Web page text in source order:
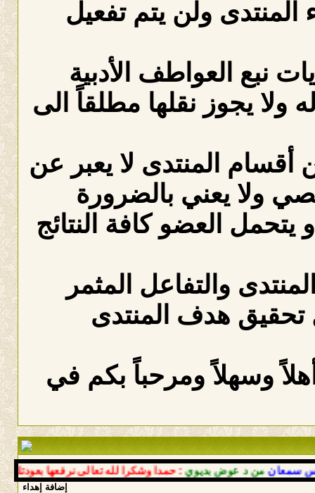
ولن يتم تفعيل
نبع العواطف الأدبية
ولا يجوز نقلها مطلقاً الى
المنتدى لا يعبر عن
ولا يعني بالضرورة
العضو كافة النتائج
والتفاعل المثمر
هدف المنتدى
وسهلاً ومرحباً بكم في
من د عوض بديوي : حمدا وشكرا لله تعالى نرفعها بعودتك إلى
إضافة إهداء